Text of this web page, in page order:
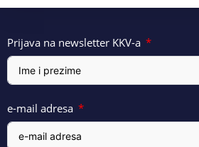
Prijava na newsletter KKV-a
e-mail adresa